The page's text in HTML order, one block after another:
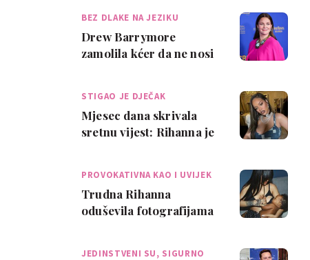
BEZ DLAKE NA JEZIKU
Drew Barrymore
zamolila kćer da ne nosi
STIGAO JE DJEČAK
Mjesec dana skrivala
sretnu vijest: Rihanna je
PROVOKATIVNA KAO I UVIJEK
Trudna Rihanna
oduševila fotografijama
JEDINSTVENI SU, SIGURNO